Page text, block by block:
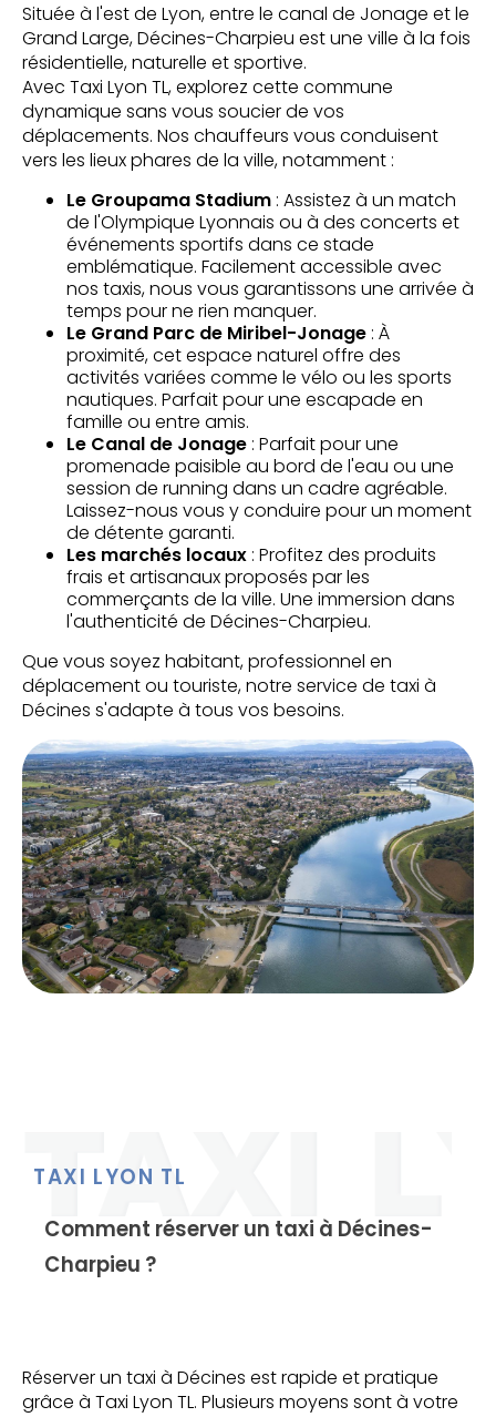
Située à l'est de Lyon, entre le canal de Jonage et le
Grand Large, Décines-Charpieu est une ville à la fois
résidentielle, naturelle et sportive.
Avec Taxi Lyon TL, explorez cette commune
dynamique sans vous soucier de vos
déplacements. Nos chauffeurs vous conduisent
vers les lieux phares de la ville, notamment :
Le Groupama Stadium : Assistez à un match
de l'Olympique Lyonnais ou à des concerts et
événements sportifs dans ce stade
emblématique. Facilement accessible avec
nos taxis, nous vous garantissons une arrivée à
temps pour ne rien manquer.
Le Grand Parc de Miribel-Jonage : À
proximité, cet espace naturel offre des
activités variées comme le vélo ou les sports
nautiques. Parfait pour une escapade en
famille ou entre amis.
Le Canal de Jonage : Parfait pour une
promenade paisible au bord de l'eau ou une
session de running dans un cadre agréable.
Laissez-nous vous y conduire pour un moment
de détente garanti.
Les marchés locaux : Profitez des produits
frais et artisanaux proposés par les
commerçants de la ville. Une immersion dans
l'authenticité de Décines-Charpieu.
Que vous soyez habitant, professionnel en
déplacement ou touriste, notre service de taxi à
Décines s'adapte à tous vos besoins.
TAXI LYON TL
Comment réserver un taxi à Décines-
Charpieu ?
Réserver un taxi à Décines est rapide et pratique
grâce à Taxi Lyon TL. Plusieurs moyens sont à votre